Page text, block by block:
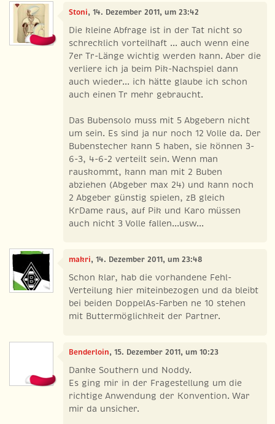
Stoni, 14. Dezember 2011, um 23:42
Die kleine Abfrage ist in der Tat nicht so
schrecklich vorteilhaft ... auch wenn eine
7er Tr-Länge wichtig werden kann. Aber die
verliere ich ja beim Pik-Nachspiel dann
auch wieder... ich hätte glaube ich schon
auch einen Tr mehr gebraucht.
Das Bubensolo muss mit 5 Abgebern nicht
um sein. Es sind ja nur noch 12 Volle da. Der
Bubenstecher kann 5 haben, sie können 3-
6-3, 4-6-2 verteilt sein. Wenn man
rauskommt, kann man mit 2 Buben
abziehen (Abgeber max 24) und kann noch
2 Abgeber günstig spielen, zB gleich
KrDame raus, auf Pik und Karo müssen
auch nicht 3 Volle fallen...usw...
makri, 14. Dezember 2011, um 23:48
Schon klar, hab die vorhandene Fehl-
Verteilung hier miteinbezogen und da bleibt
bei beiden DoppelAs-Farben ne 10 stehen
mit Buttermöglichkeit der Partner.
Benderloin, 15. Dezember 2011, um 10:23
Danke Southern und Noddy.
Es ging mir in der Fragestellung um die
richtige Anwendung der Konvention. War
mir da unsicher.